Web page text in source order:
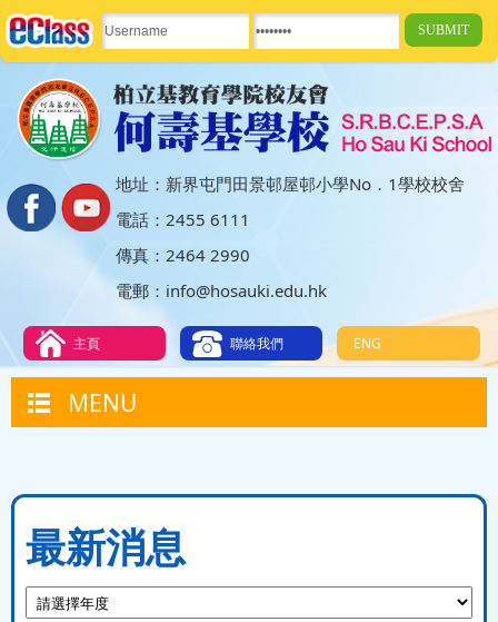
地址：新界屯門田景邨屋邨小學No．1學校校舍
電話：2455 6111
傳真：2464 2990
電郵：info@hosauki.edu.hk
ENG
聯絡我們
主頁
MENU
最新消息